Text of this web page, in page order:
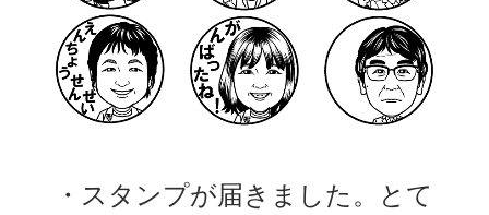
・スタンプが届きました。とて